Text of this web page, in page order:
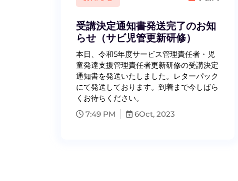
受講決定通知書発送完了のお知
らせ（サビ児管更新研修）
本日、令和5年度サービス管理責任者・児
童発達支援管理責任者更新研修の受講決定
通知書を発送いたしました。レターパック
にて発送しております。到着まで今しばら
くお待ちください。
7:49 PM
6Oct, 2023